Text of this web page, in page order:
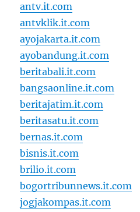
antv.it.com
antvklik.it.com
ayojakarta.it.com
ayobandung.it.com
beritabali.it.com
bangsaonline.it.com
beritajatim.it.com
beritasatu.it.com
bernas.it.com
bisnis.it.com
brilio.it.com
bogortribunnews.it.com
jogjakompas.it.com